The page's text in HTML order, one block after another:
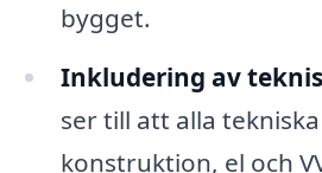
bygget.
Inkludering av
ser till att alla
konstruktion, el och